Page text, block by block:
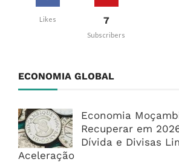
Likes 7
Subscribers
ECONOMIA GLOBAL
Economia
Recuperar em
Dívida e Divisas
Aceleração